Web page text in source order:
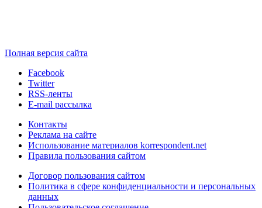
Полная версия сайта
Facebook
Twitter
RSS-ленты
E-mail рассылка
Контакты
Реклама на сайте
Использование материалов korrespondent.net
Правила пользования сайтом
Договор пользования сайтом
Политика в сфере конфиденциальности и персональных
данных